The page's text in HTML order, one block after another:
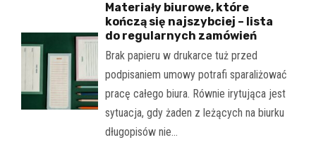
Materiały biurowe, które
kończą się najszybciej – lista
do regularnych zamówień
Brak papieru w drukarce tuż przed
podpisaniem umowy potrafi sparaliżować
pracę całego biura. Równie irytująca jest
sytuacja, gdy żaden z leżących na biurku
długopisów nie…